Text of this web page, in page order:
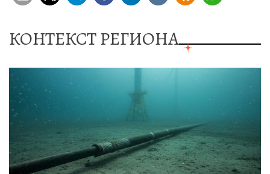
КОНТЕКСТ РЕГИОНА